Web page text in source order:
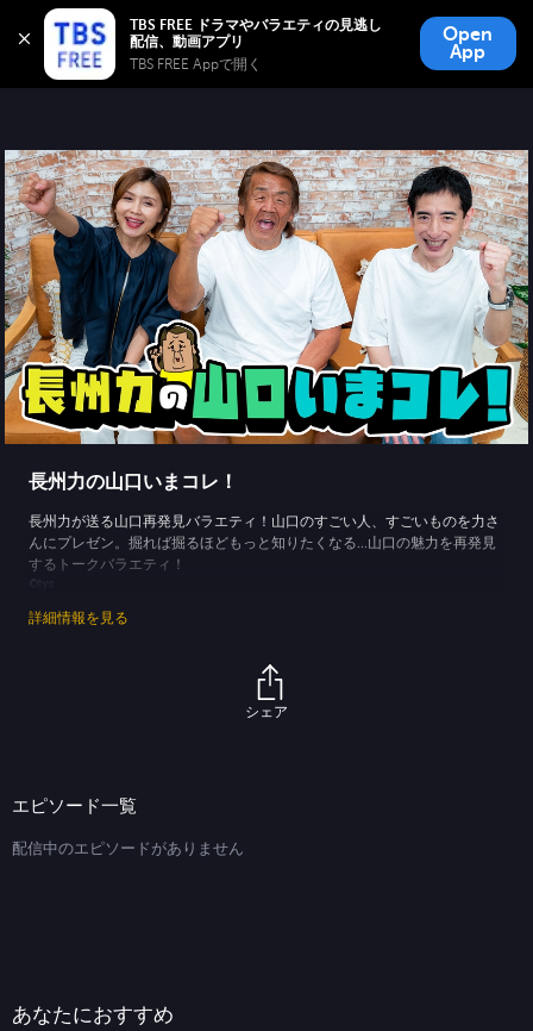
TBS FREE ドラマやバラエティの見逃し
TBS FREE Appで開く
Open
App
TBS FREE
無料見逃し配信
長州力の山口いまコレ！
長州力が送る山口再発見バラエティ！山口のすごい人、すごいものを力さ
んにプレゼン。掘れば掘るほどもっと知りたくなる…山口の魅力を再発見
するトークバラエティ！
詳細情報を見る
シェア
エピソード一覧
配信中のエピソードがありません
あなたにおすすめ